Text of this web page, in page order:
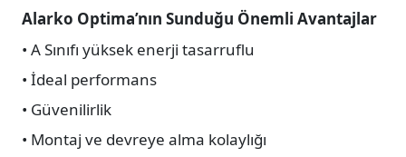
Alarko Optima’nın Sunduğu Önemli Avantajlar
• A Sınıfı yüksek enerji tasarruflu
• İdeal performans
• Güvenilirlik
• Montaj ve devreye alma kolaylığı